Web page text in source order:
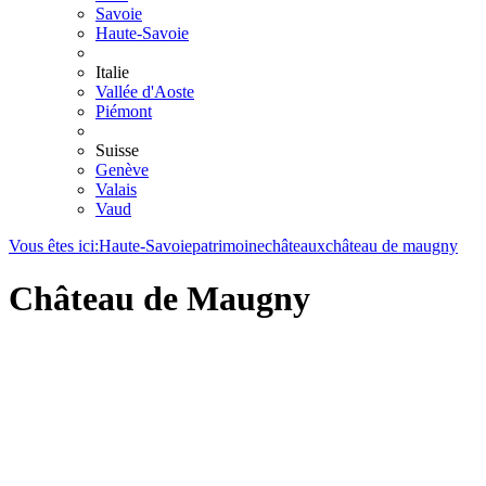
Savoie
Haute-Savoie
Italie
Vallée d'Aoste
Piémont
Suisse
Genève
Valais
Vaud
Vous êtes ici:Haute-Savoiepatrimoinechâteauxchâteau de maugny
Château de Maugny